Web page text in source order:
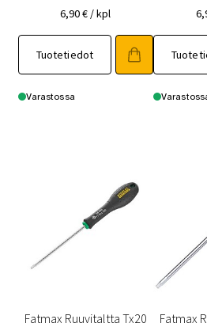
6,90€ / kpl
Tuotetiedot
Varastossa
Fatmax Ruuvitaltta Tx20 Fatmax